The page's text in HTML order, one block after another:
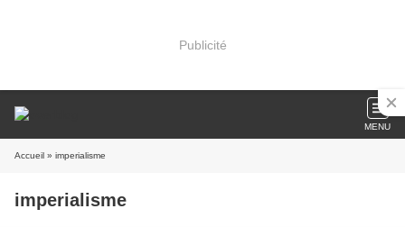
Publicité
MENU
Accueil » imperialisme
imperialisme